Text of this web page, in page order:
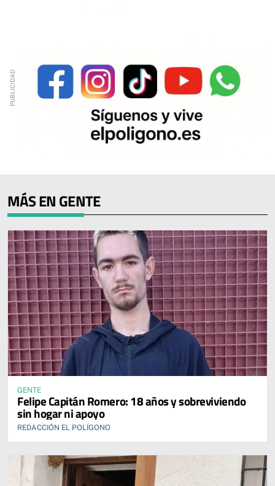
MÁS EN GENTE
GENTE
Felipe Capitán Romero: 18 años y sobreviviendo
sin hogar ni apoyo
REDACCIÓN EL POLÍGONO